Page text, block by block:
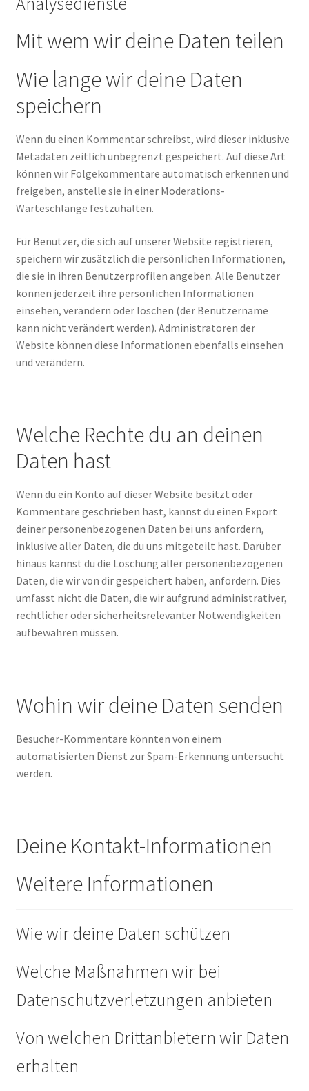
Mit wem wir deine Daten teilen
Wie lange wir deine Daten
speichern
Wenn du einen Kommentar schreibst, wird dieser inklusive
Metadaten zeitlich unbegrenzt gespeichert. Auf diese Art
können wir Folgekommentare automatisch erkennen und
freigeben, anstelle sie in einer Moderations-
Warteschlange festzuhalten.
Für Benutzer, die sich auf unserer Website registrieren,
speichern wir zusätzlich die persönlichen Informationen,
die sie in ihren Benutzerprofilen angeben. Alle Benutzer
können jederzeit ihre persönlichen Informationen
einsehen, verändern oder löschen (der Benutzername
kann nicht verändert werden). Administratoren der
Website können diese Informationen ebenfalls einsehen
und verändern.
Welche Rechte du an deinen
Daten hast
Wenn du ein Konto auf dieser Website besitzt oder
Kommentare geschrieben hast, kannst du einen Export
deiner personenbezogenen Daten bei uns anfordern,
inklusive aller Daten, die du uns mitgeteilt hast. Darüber
hinaus kannst du die Löschung aller personenbezogenen
Daten, die wir von dir gespeichert haben, anfordern. Dies
umfasst nicht die Daten, die wir aufgrund administrativer,
rechtlicher oder sicherheitsrelevanter Notwendigkeiten
aufbewahren müssen.
Wohin wir deine Daten senden
Besucher-Kommentare könnten von einem
automatisierten Dienst zur Spam-Erkennung untersucht
werden.
Deine Kontakt-Informationen
Weitere Informationen
Wie wir deine Daten schützen
Welche Maßnahmen wir bei
Datenschutzverletzungen anbieten
Von welchen Drittanbietern wir Daten
erhalten